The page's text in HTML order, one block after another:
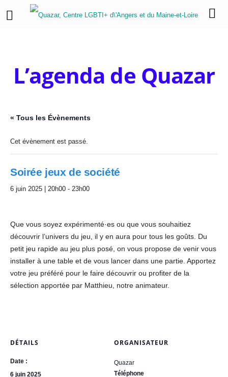
L’agenda de Quazar
« Tous les Évènements
Cet évènement est passé.
Soirée jeux de société
6 juin 2025 | 20h00 - 23h00
Que vous soyez expérimenté·es ou que vous souhaitiez
découvrir l’univers du jeu, il y en aura pour tous les goûts. Du
petit jeu rapide au jeu plus posé, on vous propose de venir vous
installer à une table et de vous lancer dans une partie. Apportez
votre jeu préféré pour le faire découvrir ou profiter de la
sélection apportée par Matthieu, notre animateur.
DÉTAILS
Date :
6 juin 2025
ORGANISATEUR
Quazar
Téléphone